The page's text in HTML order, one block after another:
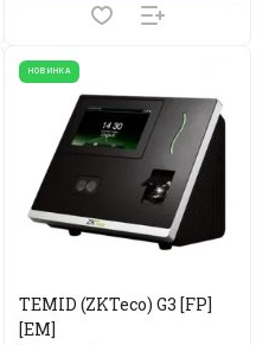
НОВИНКА
TEMID (ZKTeco) G3 [FP]
[EM]